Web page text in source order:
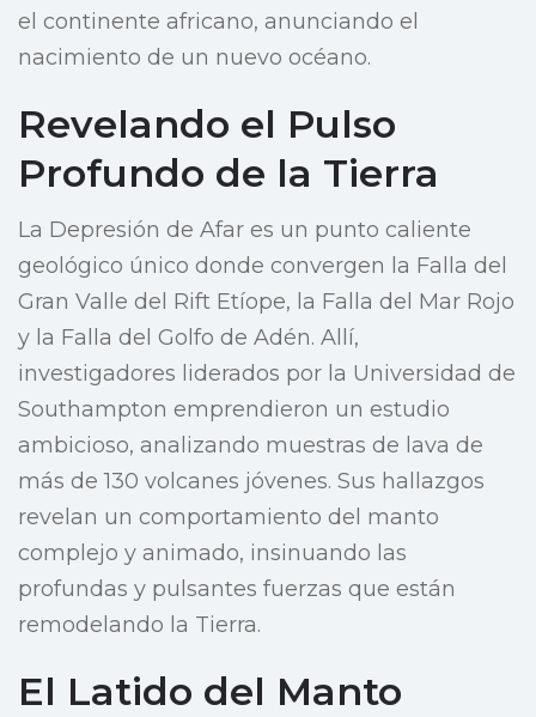
el continente africano, anunciando el
nacimiento de un nuevo océano.
Revelando el Pulso
Profundo de la Tierra
La Depresión de Afar es un punto caliente
geológico único donde convergen la Falla del
Gran Valle del Rift Etíope, la Falla del Mar Rojo
y la Falla del Golfo de Adén. Allí,
investigadores liderados por la Universidad de
Southampton emprendieron un estudio
ambicioso, analizando muestras de lava de
más de 130 volcanes jóvenes. Sus hallazgos
revelan un comportamiento del manto
complejo y animado, insinuando las
profundas y pulsantes fuerzas que están
remodelando la Tierra.
El Latido del Manto